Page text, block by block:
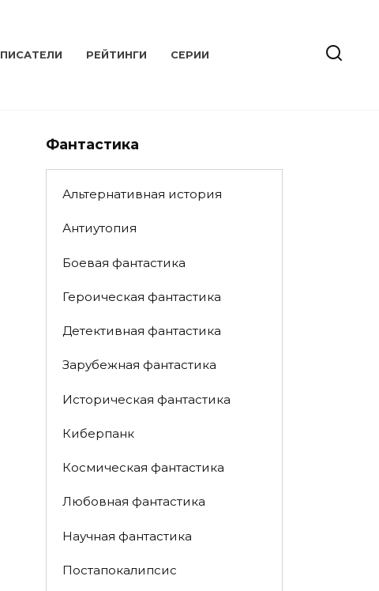
ПИСАТЕЛИ РЕЙТИНГИ СЕРИИ
Фантастика
Альтернативная история
Антиутопия
Боевая фантастика
Героическая фантастика
Детективная фантастика
Зарубежная фантастика
Историческая фантастика
Киберпанк
Космическая фантастика
Любовная фантастика
Научная фантастика
Постапокалипсис